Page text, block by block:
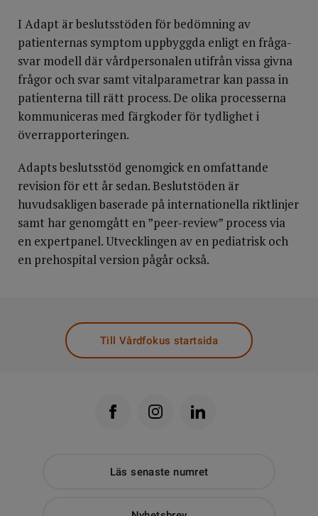
I Adapt är beslutsstöden för bedömning av
patienternas symptom uppbyggda enligt en fråga-
svar modell där vårdpersonalen utifrån vissa givna
frågor och svar samt vitalparametrar kan passa in
patienterna till rätt process. De olika processerna
kommuniceras med färgkoder för tydlighet i
överrapporteringen.
Adapts beslutsstöd genomgick en omfattande
revision för ett år sedan. Beslutstöden är
huvudsakligen baserade på internationella riktlinjer
samt har genomgått en ”peer-review” process via
en expertpanel. Utvecklingen av en pediatrisk och
en prehospital version pågår också.
Till Vårdfokus startsida
Läs senaste numret